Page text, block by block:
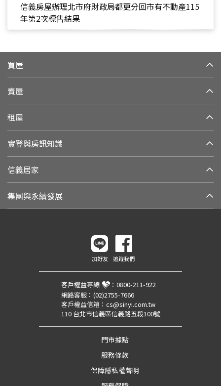
信義房屋辦理北市府財政局都更分回市有不動產115
年第2次標售結果
買屋
賣屋
租屋
實登與房訊知識
信義居家
集團與永續發展
加好友 追蹤我們
客戶權益專線 ： 0800-211-922
網路客服： (02)2755-7666
客戶權益信箱： cs@sinyi.com.tw
110 台北市信義區信義路五段100號
門市據點
服務條款
保障隱私權聲明